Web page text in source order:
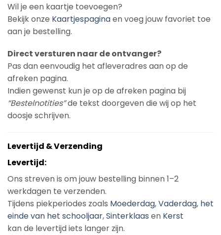
Wil je een kaartje toevoegen?
Bekijk onze Kaartjespaginaen voeg jouw favoriet toe
aan je bestelling.
Direct versturen naar de ontvanger?
Pas dan eenvoudig het afleveradres aan op de
afreken pagina.
Indien gewenst kun je op de afreken pagina bij
“Bestelnotities”de tekst doorgeven die wij op het
doosje schrijven.
Levertijd & Verzending
Levertijd:
Ons streven is om jouw bestelling binnen 1–2
werkdagen te verzenden.
Tijdens piekperiodes zoals Moederdag,Vaderdag, het
einde van het schooljaar,Sinterklaas en Kerst
kan de levertijd iets langer zijn.